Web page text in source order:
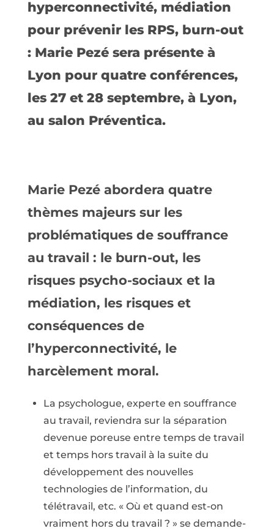
hyperconnectivité, médiation
pour prévenir les RPS, burn-out
: Marie Pezé sera présente à
Lyon pour quatre conférences,
les 27 et 28 septembre, à Lyon,
au salon Préventica.
Marie Pezé abordera quatre
thèmes majeurs sur les
problématiques de souffrance
au travail : le burn-out, les
risques psycho-sociaux et la
médiation, les risques et
conséquences de
l’hyperconnectivité, le
harcèlement moral.
La psychologue, experte en souffrance
au travail, reviendra sur la séparation
devenue poreuse entre temps de travail
et temps hors travail à la suite du
développement des nouvelles
technologies de l’information, du
télétravail, etc. « Où et quand est-on
vraiment hors du travail ? » se demande-